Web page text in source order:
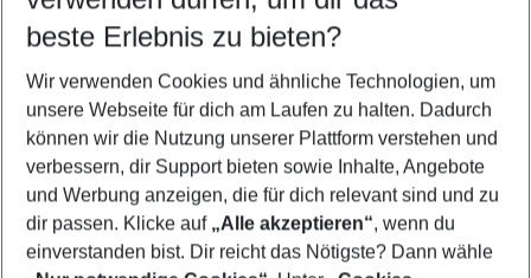
5-8 Nächte
2 Erwachsene Keine Kinder
Mehr Filter anzeigen
beste Erlebnis zu bieten?
Wir verwenden Cookies und ähnliche Technologien, um
unsere Webseite für dich am Laufen zu halten. Dadurch
können wir die Nutzung unserer Plattform verstehen und
verbessern, dir Support bieten sowie Inhalte, Angebote
und Werbung anzeigen, die für dich relevant sind und zu
dir passen. Klicke auf „Alle akzeptieren“, wenn du
einverstanden bist. Dir reicht das Nötigste? Dann wähle